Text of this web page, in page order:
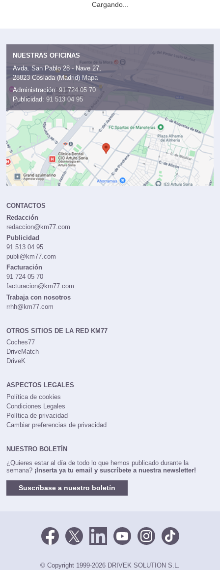
Cargando...
NUESTRAS OFICINAS
Avda. San Pablo 28 - Nave 27,
28823 Coslada (Madrid) Mapa
Administración: 91 724 05 70
Publicidad: 91 513 04 95
CONTACTOS
Redacción
redaccion@km77.com
Publicidad
91 513 04 95
publi@km77.com
Facturación
91 724 05 70
facturacion@km77.com
Trabaja con nosotros
rrhh@km77.com
OTROS SITIOS DE LA RED KM77
Coches77
DriveMatch
DriveK
ASPECTOS LEGALES
Política de cookies
Condiciones Legales
Política de privacidad
Cambiar preferencias de privacidad
NUESTRO BOLETÍN
¿Quieres estar al día de todo lo que hemos publicado durante la
semana? ¡Inserta ya tu email y suscríbete a nuestra newsletter!
Suscríbase a nuestro boletín
© Copyright 1999-2026 DRIVEK SOLUTION S.L.